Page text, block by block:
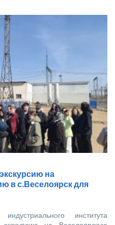
на
в с.Веселоярск для
института